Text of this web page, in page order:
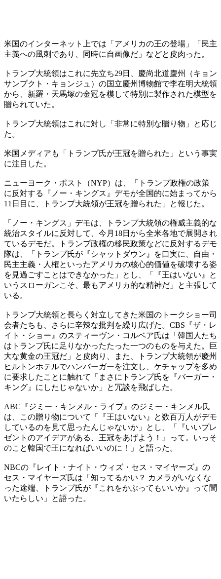
米国のインターネット上では「アメリカの王の登場」「民主
主義への風刺であり、同時に自画像だ」などと皮肉った。
トランプ大統領はこれに先立ち29日、慶尚北道慶州（キョン
サンプクト・キョンジュ）の国立慶州博物館で李在明大統領
から、新羅・天馬塚の金冠を模して特別に製作された模型を
贈られていた。
トランプ大統領はこれに対し「非常に特別な贈り物」と応じ
た。
米国メディアも「トランプ氏が王冠を贈られた」という事実
に注目した。
ニューヨーク・ポスト（NYP）は、「トランプ政権の政策
に反対する『ノー・キングス』デモが全国的に始まってから
11日目に、トランプ大統領が王冠を贈られた」と報じた。
「ノー・キングス」デモは、トランプ大統領の権威主義的な
統治スタイルに反対して、今月18日から全米各地で展開され
ているデモだ。トランプ政権の移民政策などに反対するデモ
隊は、「トランプ氏が『シャットダウン』を口実に、自由・
民主主義・人権といったアメリカの核心的価値を破壊する姿
を見過ごすことはできなかった」とし、「『王はいない』と
いうスローガンこそ、最もアメリカ的な精神だ」と主張して
いる。
トランプ大統領と長らく対立してきた米国のトークショー司
会者たちも、さらに辛辣な批判を繰り広げた。CBS『ザ・レ
イト・ショー』のスティーヴン・コルベア氏は「韓国人たち
はトランプ氏に足りなかったたった一つのものを与えた。巨
大な黄金の王冠だ」と皮肉り、また、トランプ大統領が慶州
ヒルトンホテルでハンバーガーを注文し、ケチャップを多め
に要求したことに触れて「まさにトランプ氏を『バーガー・
キング』にしたじゃないか」と冗談を飛ばした。
ABC『ジミー・キンメル・ライブ』のジミー・キンメル氏
は、この贈り物について「『王はいない』と数百万人がデモ
しているのを見て思ったんじゃないか」とし、「『いいプレ
ゼントのアイデアがある、王冠をあげよう！』って。いっそ
のこと韓国で王になればいいのに！」と語った。
NBCの『レイト・ナイト・ウィズ・セス・マイヤーズ』の
セス・マイヤーズ氏は「知ってるかい？ カメラがいなくな
った途端、トランプ氏が『これをかぶってもいいか』って聞
いたらしい」と語った。